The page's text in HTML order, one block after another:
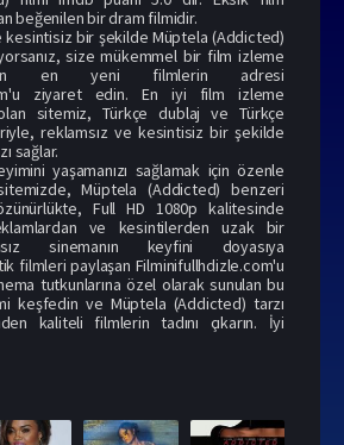
beğenilen bir dram filmidir.
bir şekilde Müptela (Addicted)
size mükemmel bir film izleme
en yeni filmlerin adresi
ziyaret edin. En iyi film izleme
sitemiz, Türkçe dublaj ve Türkçe
reklamsız ve kesintisiz bir şekilde
sağlar.
yaşamanızı sağlamak için özenle
Müptela (Addicted) benzeri
Full HD 1080p kalitesinde
ve kesintilerden uzak bir
sinemanın keyfini doyasıya
filmleri paylaşan Filminifullhdizle.com'u
tutkunlarına özel olarak sunulan bu
keşfedin ve Müptela (Addicted) tarzı
kaliteli filmlerin tadını çıkarın. İyi